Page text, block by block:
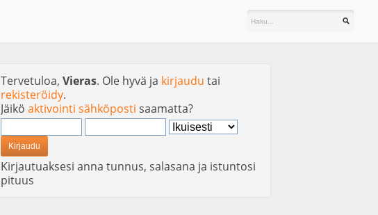
Tervetuloa, Vieras. Ole hyvä ja kirjaudu tai
rekisteröidy.
Jäikö aktivointi sähköposti saamatta?
Kirjautuaksesi anna tunnus, salasana ja istuntosi
pituus